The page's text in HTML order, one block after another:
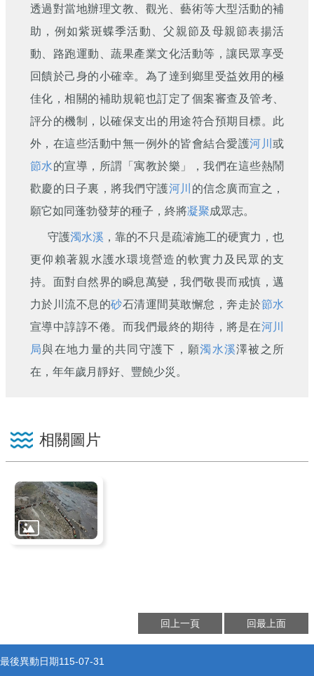
透過對當地辦理文教、觀光、藝術等大型活動的補
助，例如紫斑蝶季活動、父親節及母親節表揚活
動、路跑運動、蔬果產業文化活動等，讓民眾享受
回饋於己身的小確幸。為了達到鄉里受益效用的極
佳化，相關的補助規範也訂定了個案審查及管考、
評分的機制，以確保支出的用途符合預期目標。此
外，在這些活動中無一例外的皆會結合愛護河川或
節水的宣導，所謂「寓教於樂」，我們在這些熱鬧
歡慶的日子裏，將我們守護河川 的信念廣而宣之，
願它如同蓬勃發芽的種子，終將凝聚成眾志。
守護濁水溪 ，靠的不只是疏濬施工的硬實力，也
更仰賴著親水護水環境營造的軟實力及民眾的支
持。面對自然界的瞬息萬變，我們敬畏而戒慎，邁
力於川流不息的砂石清運間莫敢懈怠，奔走於節水
宣導中諄諄不倦。而我們最終的期待，將是在河川
局與在地力量的共同守護下，願濁水溪澤被之所
在，年年歲月靜好、豐饒少災。
相關圖片
回上一頁 回最上面
最後異動日期115-07-31